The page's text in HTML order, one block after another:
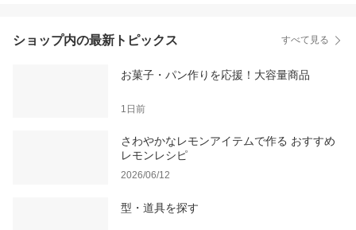
ショップ内の最新トピックス すべて見る
お菓子・パン作りを応援！大容量商品
1日前
さわやかなレモンアイテムで作る おすすめ
レモンレシピ
2026/06/12
型・道具を探す